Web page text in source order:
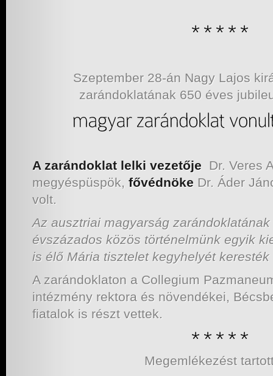
Szeptember 28-án Nagy Lajos
zarándoklatának 650 éves
A zarándoklat lelki vezetője
Dr. Veres
megyéspüspök, fővédnöke Dr. Áder
volt.
Az ausztriai magyarság
évszázados közös történelmünk egyik
is élő Mária tisztelet kegyhelyét keresték
A zarándoklaton a Collegium
intézmény rektora és növendékei,
fiatalok is részt vettek.
Megemlékezést